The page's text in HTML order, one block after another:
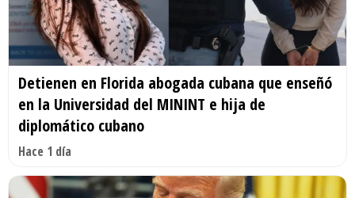
Detienen en Florida abogada cubana que enseñó
en la Universidad del MININT e hija de
diplomático cubano
Hace 1 día